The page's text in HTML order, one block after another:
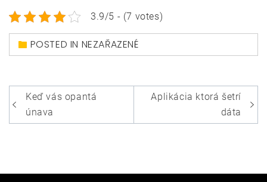
3.9/5 - (7 votes)
POSTED IN NEZAŘAZENÉ
Navigace
pro
Keď vás opantá
únava
Aplikácia ktorá šetrí
dáta